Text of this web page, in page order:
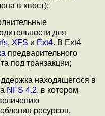
в хвост);
для
, XFS и Ext4. В Ext4
предварительного
под транзакции;
находящегося в
NFS 4.2, в котором
ресурсов,